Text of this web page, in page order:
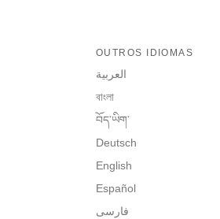
OUTROS IDIOMAS
العربية
বাংলা
བོད་ཡིག་
Deutsch
English
Español
فارسی